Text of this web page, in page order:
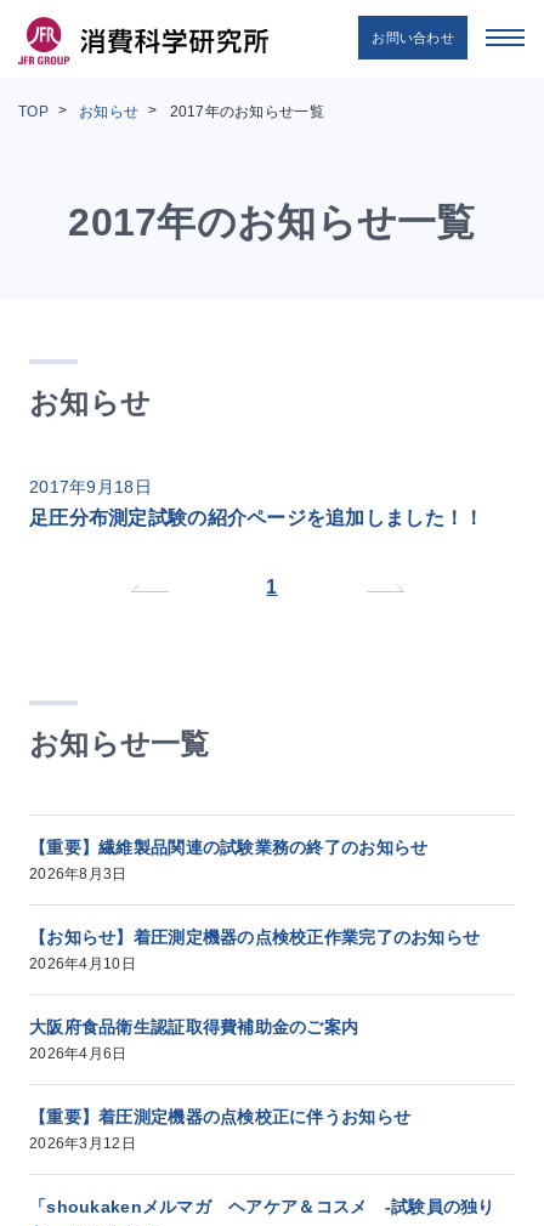
お問い合わせ
TOP お知らせ 2017年のお知らせ一覧
2017年のお知らせ一覧
お知らせ
2017年9月18日
足圧分布測定試験の紹介ページを追加しました！！
1
お知らせ一覧
【重要】繊維製品関連の試験業務の終了のお知らせ
2026年8月3日
【お知らせ】着圧測定機器の点検校正作業完了のお知らせ
2026年4月10日
大阪府食品衛生認証取得費補助金のご案内
2026年4月6日
【重要】着圧測定機器の点検校正に伴うお知らせ
2026年3月12日
「shoukakenメルマガ ヘアケア＆コスメ -試験員の独り